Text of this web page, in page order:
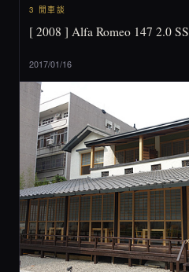
3 閒車談
[ 2008 ] Alfa Romeo 147 2.0 SS
2017/01/16